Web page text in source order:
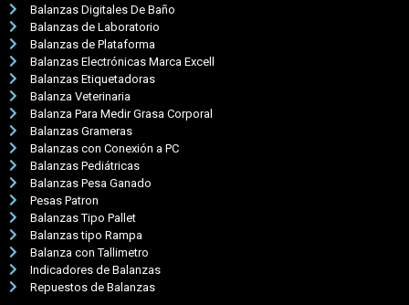
Balanzas Digitales De Baño
Balanzas de Laboratorio
Balanzas de Plataforma
Balanzas Electrónicas Marca Excell
Balanzas Etiquetadoras
Balanza Veterinaria
Balanza Para Medir Grasa Corporal
Balanzas Grameras
Balanzas con Conexión a PC
Balanzas Pediátricas
Balanzas Pesa Ganado
Pesas Patron
Balanzas Tipo Pallet
Balanzas tipo Rampa
Balanza con Tallimetro
Indicadores de Balanzas
Repuestos de Balanzas